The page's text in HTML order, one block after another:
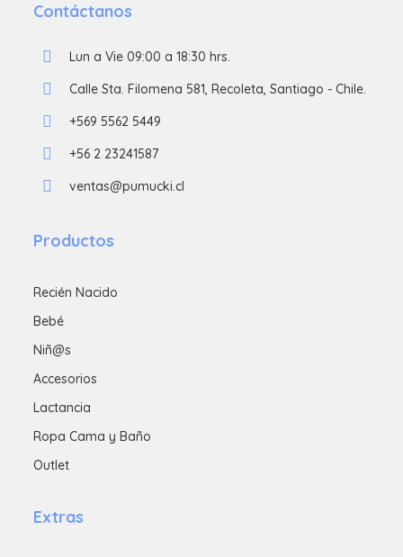
Contáctanos
Lun a Vie 09:00 a 18:30 hrs.
Calle Sta. Filomena 581, Recoleta, Santiago - Chile.
+569 5562 5449
+56 2 23241587
ventas@pumucki.cl
Productos
Recién Nacido
Bebé
Niñ@s
Accesorios
Lactancia
Ropa Cama y Baño
Outlet
Extras